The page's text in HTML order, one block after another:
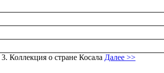
3. Коллекция о стране Косала Далее >>